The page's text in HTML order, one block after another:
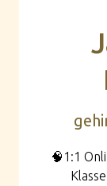
🧠1:1